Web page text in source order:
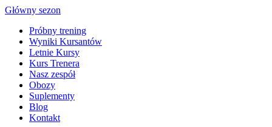
Skip
content
Główny sezon
Próbny trening
Wyniki Kursantów
Letnie Kursy
Kurs Trenera
Nasz zespół
Obozy
Suplementy
Blog
Kontakt